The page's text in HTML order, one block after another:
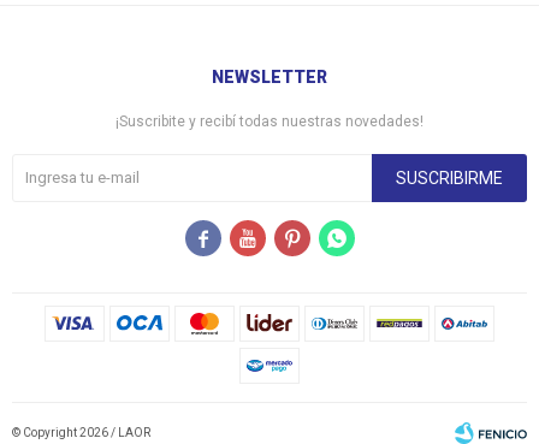
NEWSLETTER
¡Suscribite y recibí todas nuestras novedades!
SUSCRIBIRME
   
© Copyright 2026 / LAOR